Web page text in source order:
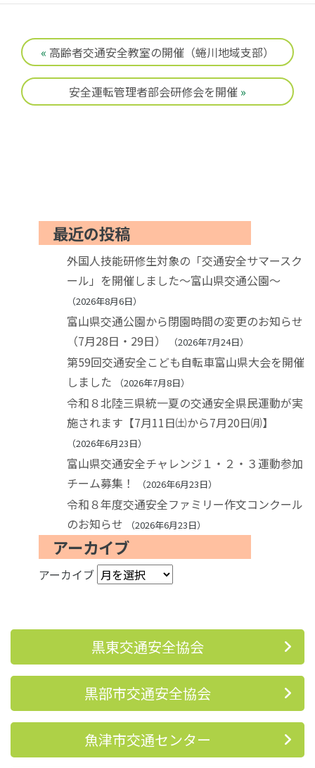
« 高齢者交通安全教室の開催（蜷川地域支部）
安全運転管理者部会研修会を開催 »
最近の投稿
外国人技能研修生対象の「交通安全サマースク
ール」を開催しました～富山県交通公園～
2026年8月6日
富山県交通公園から閉園時間の変更のお知らせ
（7月28日・29日）
2026年7月24日
第59回交通安全こども自転車富山県大会を開催
しました
2026年7月8日
令和８北陸三県統一夏の交通安全県民運動が実
施されます【7月11日㈯から7月20日㈪】
2026年6月23日
富山県交通安全チャレンジ１・２・３運動参加
チーム募集！
2026年6月23日
令和８年度交通安全ファミリー作文コンクール
のお知らせ
2026年6月23日
アーカイブ
アーカイブ
黒東交通安全協会
黒部市交通安全協会
魚津市交通センター